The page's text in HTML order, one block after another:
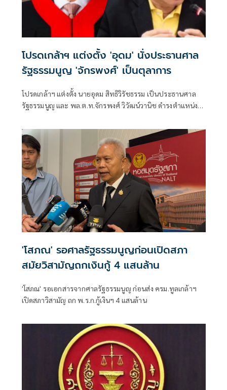
โปรดเกล้าฯ แต่งตั้ง 'อุดม' นั่งประธานศาล
รัฐธรรมนูญ 'จักรพงศ์' เป็นตุลาการ
โปรดเกล้าฯ แต่งตั้ง นายอุดม สิทธิวิรัชธรรม เป็นประธานศาล
รัฐธรรมนูญ และ พล.ต.ท.จักรพงศ์ วิวัฒน์วานิช ดำรงตำแหน่ง
เป็นต้นไป
'โสภณ' รอศาลรัฐธรรมนูญก่อนเปิดสภา
สมัยวิสามัญถกเงินกู้ 4 แสนล้าน
'โสภณ' รอเอกสารจากศาลรัฐธรรมนูญ ก่อนส่ง ครม.ทูลเกล้าฯ
เปิดสภาวิสามัญ ถก พ.ร.ก.กู้เงินฯ 4 แสนล้าน